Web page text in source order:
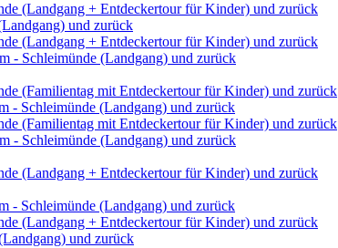
(Landgang + Entdeckertour für Kinder) und zurück
und zurück
(Landgang + Entdeckertour für Kinder) und zurück
- Schleimünde (Landgang) und zurück
(Familientag mit Entdeckertour für Kinder) und zurück
- Schleimünde (Landgang) und zurück
(Familientag mit Entdeckertour für Kinder) und zurück
- Schleimünde (Landgang) und zurück
(Landgang + Entdeckertour für Kinder) und zurück
- Schleimünde (Landgang) und zurück
(Landgang + Entdeckertour für Kinder) und zurück
und zurück